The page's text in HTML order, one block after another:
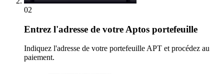
02
Entrez l'adresse de votre Aptos portefeuille
Indiquez l'adresse de votre portefeuille APT et procédez au
paiement.